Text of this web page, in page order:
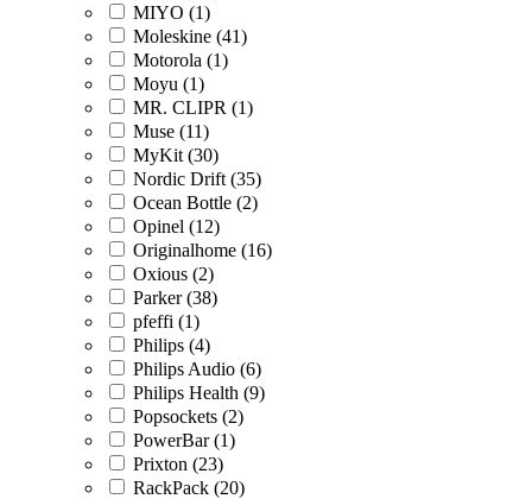
MIYO (1)
Moleskine (41)
Motorola (1)
Moyu (1)
MR. CLIPR (1)
Muse (11)
MyKit (30)
Nordic Drift (35)
Ocean Bottle (2)
Opinel (12)
Originalhome (16)
Oxious (2)
Parker (38)
pfeffi (1)
Philips (4)
Philips Audio (6)
Philips Health (9)
Popsockets (2)
PowerBar (1)
Prixton (23)
RackPack (20)